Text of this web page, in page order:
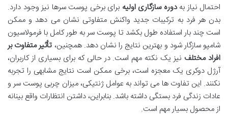
احتمال نیاز بهدوره سازگاری اولیه برای برخی پوست سرها نیز وجود دارد.
بدن هر فرد به ترکیبات جدید واکنش متفاوتی نشان می دهد و ممکن
است چند بار استفاده طول بکشد تا پوست سر به طور کامل با فرمولاسیون
شامپو سازگار شود و بهترین نتایج را نشان دهد. همچنین، تأثیر متفاوت بر
افراد مختلف نیز یک نکته مهم است. در حالی که برای بسیاری از کاربران،
آرژل دوکری یک معجزه است، برخی ممکن است نتایج مشابهی را تجربه
نکنند. این تفاوت ها می تواند به عوامل ژنتیکی، میزان چربی پوست سر و
عادات زندگی فرد بستگی داشته باشد. بنابراین، داشتن انتظارات واقع بینانه
از محصول بسیار مهم است.